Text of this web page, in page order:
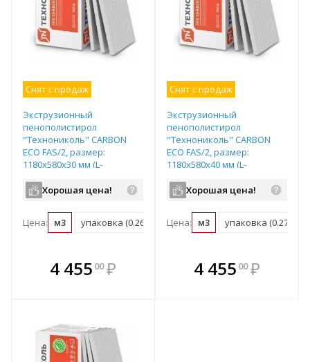
Снят с продаж
Экструзионный
пенополистирол
"Технониколь" CARBON
ECO FAS/2, размер:
1180х580х30 мм (L-
арт. 485324
Хорошая цена!
Цена: м3 упаковка (0.267 м3)
4 455 00 ₽
В комплекте
всегда выгоднее!
Снят с продаж
Экструзионный
пенополистирол
"Технониколь" CARBON
ECO FAS/2, размер:
1180х580х40 мм (L-
арт. 485325
Хорошая цена!
Цена: м3 упаковка (0.274 м3)
В комплекте
всегда выгоднее!
4 455 00 ₽